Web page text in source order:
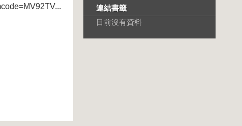
連結書籤
目前沒有資料